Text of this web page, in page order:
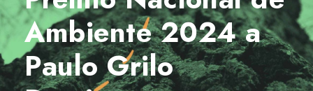
Ambiente 2024 a
Paulo Grilo